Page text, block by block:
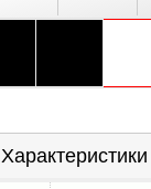
Характеристики